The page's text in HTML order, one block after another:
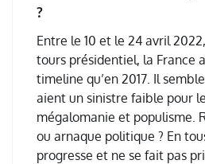
?
Entre le 10 et le 24 avril
tours présidentiel, la France
timeline qu’en 2017. Il
aient un sinistre faible pour
mégalomanie et populisme.
ou arnaque politique ? En
progresse et ne se fait pas